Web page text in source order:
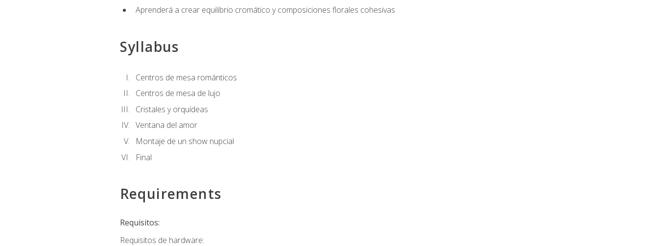
Aprenderá a crear equilibrio cromático y composiciones florales cohesivas
Syllabus
Centros de mesa románticos
Centros de mesa de lujo
Cristales y orquídeas
Ventana del amor
Montaje de un show nupcial
Final
Requirements
Requisitos:
Requisitos de hardware: